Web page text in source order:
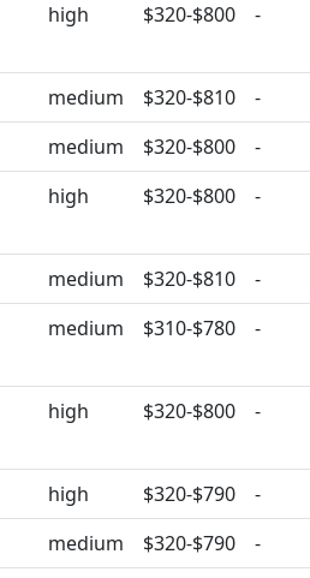
high $320-$800 -
medium $320-$810
-
medium $320-$800
-
high $320-$800 -
medium $320-$810
-
medium $310-$780 -
high $320-$800 -
high $320-$790
-
medium $320-$790
-